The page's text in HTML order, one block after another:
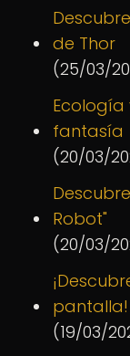
de Thor
(25/03/
Ecología
fantasía
(20/03/
Robot"
(20/03/
pantalla!
(19/03/